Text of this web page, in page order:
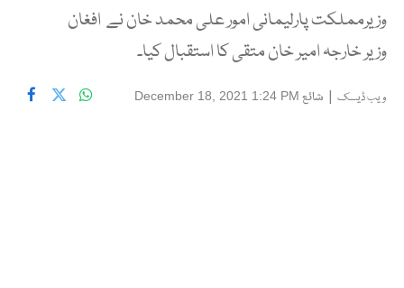
وزیرمملکت پارلیمانی امور علی محمد خان نے افغان
وزیر خارجہ امیر خان متقی کا استقبال کیا۔
ویب ڈیسک | شائع December 18, 2021 1:24 PM